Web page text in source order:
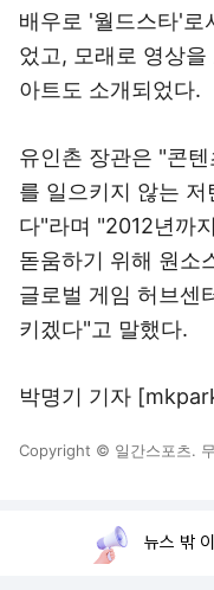
배우로 '월드스타'로
었고, 모래로 영상
아트도 소개되었다.
유인촌 장관은 "콘
를 일으키지 않는
다"라며 "2012년까
돋움하기 위해 원소
글로벌 게임 허브센
키겠다"고 말했다.
박명기 기자
Copyright © 일간스포츠.
뉴스 밖